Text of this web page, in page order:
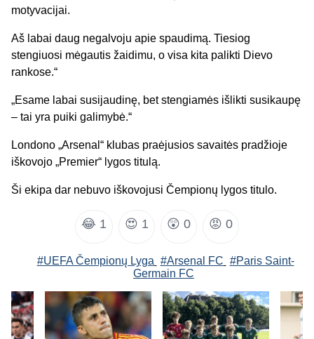
motyvacijai.
Aš labai daug negalvoju apie spaudimą. Tiesiog
stengiuosi mėgautis žaidimu, o visa kita palikti Dievo
rankose.“
„Esame labai susijaudinę, bet stengiamės išlikti susikaupę
– tai yra puiki galimybė.“
Londono „Arsenal“ klubas praėjusios savaitės pradžioje
iškovojo „Premier“ lygos titulą.
Ši ekipa dar nebuvo iškovojusi Čempionų lygos titulo.
😂 1 😍 1 😲 0 😡 0
#UEFA Čempionų Lyga #Arsenal FC #Paris Saint-
Germain FC